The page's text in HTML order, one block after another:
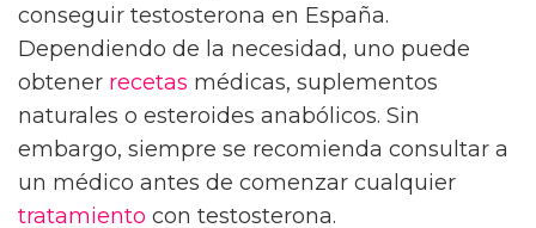
conseguir testosterona en España.
Dependiendo de la necesidad, uno puede
obtener recetas médicas, suplementos
naturales o esteroides anabólicos. Sin
embargo, siempre se recomienda consultar a
un médico antes de comenzar cualquier
tratamiento con testosterona.